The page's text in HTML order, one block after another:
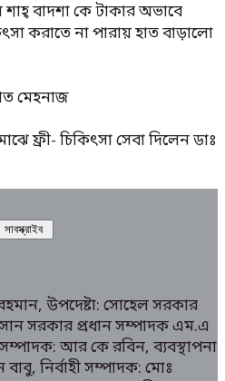
বাদশা কে টাকার অভাবে
করাতে না পারায় হাত বাড়ালো
মেহনাজ
ফ্রী- চিকিৎসা সেবা দিলেন ডাঃ
উপদেষ্টা: সোহেল সরকার
সরকার প্রধান সম্পাদক এম.এ
আর কে রবিন, ব্যবস্থাপনা
নির্বাহী সম্পাদক: মোঃ